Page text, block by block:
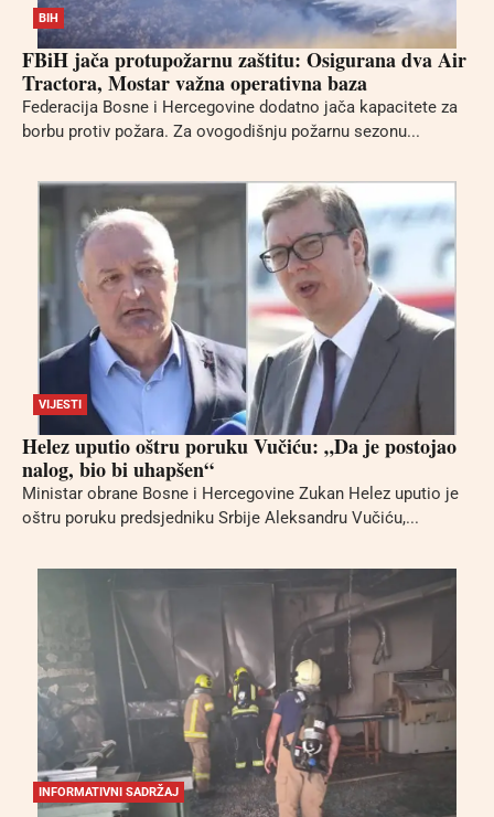
BIH
FBiH jača protupožarnu zaštitu: Osigurana dva Air
Tractora, Mostar važna operativna baza
Federacija Bosne i Hercegovine dodatno jača kapacitete za
borbu protiv požara. Za ovogodišnju požarnu sezonu...
VIJESTI
Helez uputio oštru poruku Vučiću: „Da je postojao
nalog, bio bi uhapšen“
Ministar obrane Bosne i Hercegovine Zukan Helez uputio je
oštru poruku predsjedniku Srbije Aleksandru Vučiću,...
INFORMATIVNI SADRŽAJ